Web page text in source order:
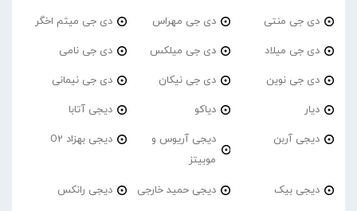
دی جی منتی دی جی مهراس دی جی میثم اخگر
دی جی میلاد دی جی میلکس دی جی نامی
دی جی نوین دی جی نیکان دی جی نیمانی
دیار دیاکو دیجی آتابا
دیجی آربن
دیجی آریوس و
موبیتز
دیجی بهزاد O2
دیجی بیک دیجی حمید خارجی دیجی رانکس